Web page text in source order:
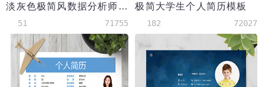
淡灰色极简风数据分析师英文简历
51 71755
极简大学生个人简历模板
182 72027